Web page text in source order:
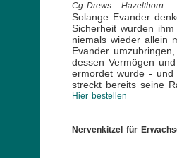
Cg Drews - Hazelthorn
Solange Evander
Sicherheit wurden
niemals wieder allein
Evander
dessen Vermögen
ermordet wurde -
streckt bereits seine
Hier bestellen
Nervenkitzel für